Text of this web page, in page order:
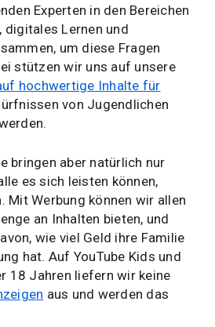
Experten in den Bereichen
digitales Lernen und
um diese Fragen
stützen wir uns auf unsere
hochwertige Inhalte für
von Jugendlichen
bringen aber natürlich nur
es sich leisten können,
Mit Werbung können wir allen
an Inhalten bieten, und
wie viel Geld ihre Familie
hat. Auf YouTube Kids und
18 Jahren liefern wir keine
aus und werden das